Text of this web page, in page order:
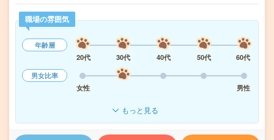
職場の雰囲気
年齢層
20代
30代 40代 50代
60代
男女比率
女性
男性
もっと見る